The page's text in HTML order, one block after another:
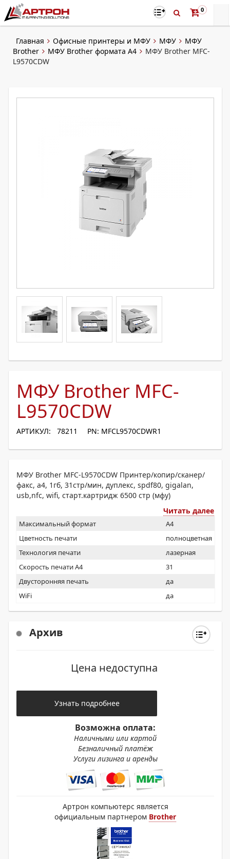
0
Главная Офисные принтеры и МФУ МФУ
МФУ
Brother
МФУ Brother формата А4
МФУ Brother MFC-
L9570CDW
МФУ Brother MFC-
L9570CDW
АРТИКУЛ: 78211 PN: MFCL9570CDWR1
МФУ Brother MFC-L9570CDW Принтер/копир/сканер/
факс, a4, 1гб, 31стр/мин, дуплекс, spdf80, gigalan,
usb,nfc, wifi, старт.картридж 6500 стр (мфу)
Читать далее
Максимальный формат
A4
Цветность печати
полноцветная
Технология печати
лазерная
Скорость печати А4
31
Двусторонняя печать
да
WiFi
да
Архив
Цена недоступна
Узнать подробнее
Возможна оплата:
Наличными или картой
Безналичный платёж
Услуги лизинга и аренды
Артрон компьютерс является
официальным партнером Brother